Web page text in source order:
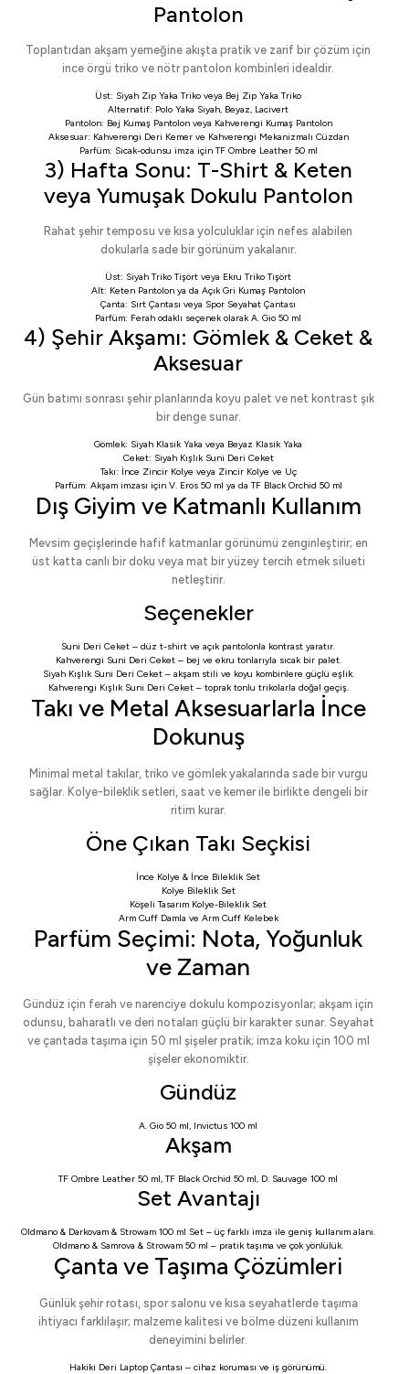
Pantolon
Toplantıdan akşam yemeğine akışta pratik ve zarif bir çözüm için
ince örgü triko ve nötr pantolon kombinleri idealdir.
Üst: Siyah Zip Yaka Triko veya Bej Zip Yaka Triko
Alternatif: Polo Yaka Siyah, Beyaz, Lacivert
Pantolon: Bej Kumaş Pantolonveya Kahverengi Kumaş Pantolon
Aksesuar: Kahverengi Deri Kemerve Kahverengi Mekanizmalı Cüzdan
Parfüm: Sıcak-odunsu imza içinTF Ombre Leather 50 ml
3) Hafta Sonu: T-Shirt & Keten
veya Yumuşak Dokulu Pantolon
Rahat şehir temposu ve kısa yolculuklar için nefes alabilen
dokularla sade bir görünüm yakalanır.
Üst: Siyah Triko Tişört veya Ekru Triko Tişört
Alt: Keten Pantolon ya da Açık Gri Kumaş Pantolon
Çanta: Sırt Çantası veya Spor Seyahat Çantası
Parfüm: Ferah odaklı seçenek olarak A. Gio 50 ml
4) Şehir Akşamı: Gömlek & Ceket &
Aksesuar
Gün batımı sonrası şehir planlarında koyu palet ve net kontrast şık
bir denge sunar.
Gömlek: Siyah Klasik Yaka veya Beyaz Klasik Yaka
Ceket: Siyah Kışlık Suni Deri Ceket
Takı: İnce Zincir Kolye veya Zincir Kolye ve Uç
Parfüm: Akşam imzası için V. Eros 50 ml ya daTF Black Orchid 50 ml
Dış Giyim ve Katmanlı Kullanım
Mevsim geçişlerinde hafif katmanlar görünümü zenginleştirir; en
üst katta canlı bir doku veya mat bir yüzey tercih etmek silueti
netleştirir.
Seçenekler
Suni Deri Ceket – düz t-shirt ve açık pantolonla kontrast yaratır.
Kahverengi Suni Deri Ceket– bej ve ekru tonlarıyla sıcak bir palet.
Siyah Kışlık Suni Deri Ceket– akşam stili ve koyu kombinlere güçlü eşlik.
Kahverengi Kışlık Suni Deri Ceket– toprak tonlu trikolarla doğal geçiş.
Takı ve Metal Aksesuarlarla İnce
Dokunuş
Minimal metal takılar, triko ve gömlek yakalarında sade bir vurgu
sağlar. Kolye-bileklik setleri, saat ve kemer ile birlikte dengeli bir
ritim kurar.
Öne Çıkan Takı Seçkisi
İnce Kolye & İnce Bileklik Set
Kolye Bileklik Set
Köşeli Tasarım Kolye-Bileklik Set
Arm Cuff Damlave Arm Cuff Kelebek
Parfüm Seçimi: Nota, Yoğunluk
ve Zaman
Gündüz için ferah ve narenciye dokulu kompozisyonlar; akşam için
odunsu, baharatlı ve deri notaları güçlü bir karakter sunar. Seyahat
ve çantada taşıma için 50 ml şişeler pratik; imza koku için 100 ml
şişeler ekonomiktir.
Gündüz
A. Gio 50 ml, Invictus 100 ml
Akşam
TF Ombre Leather 50 ml,TF Black Orchid 50 ml, D. Sauvage 100 ml
Set Avantajı
Oldmano & Darkovam & Strowam 100 ml Set – üç farklı imza ile geniş kullanım alanı.
Oldmano & Samrova & Strowam 50 ml – pratik taşıma ve çok yönlülük.
Çanta ve Taşıma Çözümleri
Günlük şehir rotası, spor salonu ve kısa seyahatlerde taşıma
ihtiyacı farklılaşır; malzeme kalitesi ve bölme düzeni kullanım
deneyimini belirler.
Hakiki Deri Laptop Çantası – cihaz koruması ve iş görünümü.